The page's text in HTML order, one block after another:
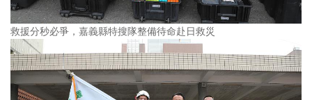
救援分秒必爭，嘉義縣特搜隊整備待命赴日救災